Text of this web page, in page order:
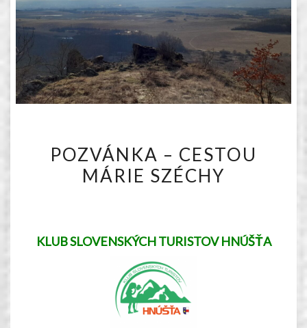
–
CESTOU
POZVÁNKA – CESTOU
MÁRIE SZÉCHY
KLUB SLOVENSKÝCH TURISTOV HNÚŠŤA